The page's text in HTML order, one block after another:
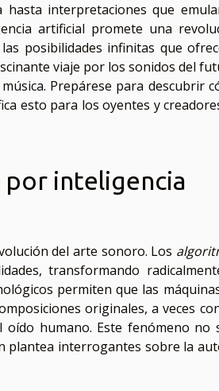
hasta interpretaciones que
artificial promete una
posibilidades infinitas que
viaje por los sonidos del
Prepárese para descubrir
esto para los oyentes y
por inteligencia
del arte sonoro. Los
transformando
permiten que las
originales, a veces
humano. Este fenómeno no
plantea interrogantes sobre la